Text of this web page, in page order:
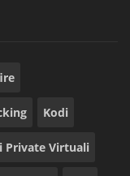
Kodi
Private Virtuali